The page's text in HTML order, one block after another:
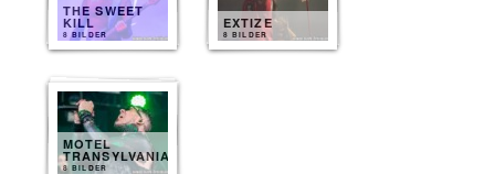
THE SWEET
KILL
8 BILDER
EXTIZE
8 BILDER
MOTEL
TRANSYLVANIA
8 BILDER